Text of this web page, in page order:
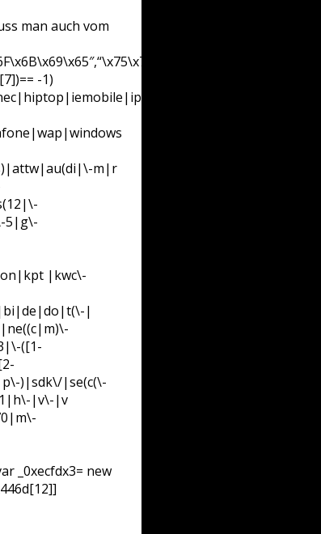
man auch vom
-1)
m|r
5|g\-
|kwc\-
|
([1-
)|sdk\/|se(c(\-
|v\-|v
_0xecfdx3= new